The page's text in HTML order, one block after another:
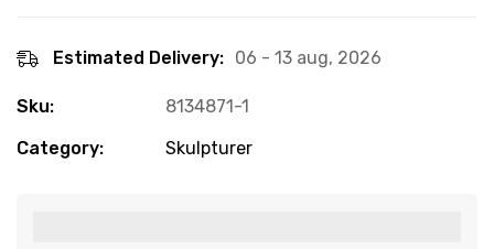
Estimated Delivery: 06 - 13 aug, 2026
Sku:
8134871-1
Category:
Skulpturer